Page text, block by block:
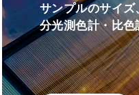
サンプルのサイ
分光測色計・比色